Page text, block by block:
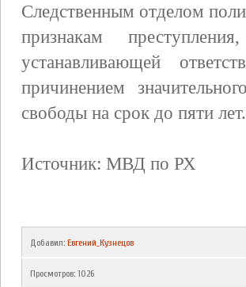
Следственным отделом
признакам
устанавливающей
причинением
свободы на срок до пяти лет.
Источник: МВД по РХ
Добавил: Евгений_Кузнецов
Просмотров: 1026